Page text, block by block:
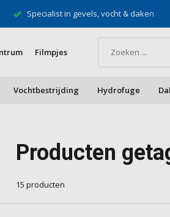
Specialist in gevels, vocht & daken
Filmpjes
Vochtbestrijding Hydrofuge
Producten
15 producten